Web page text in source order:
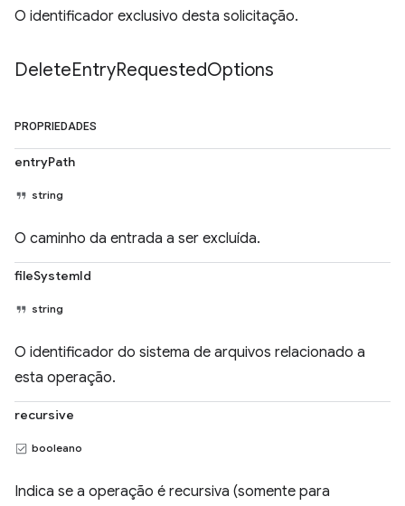
O identificador exclusivo desta solicitação.
DeleteEntryRequestedOptions
PROPRIEDADES
entryPath
string
O caminho da entrada a ser excluída.
fileSystemId
string
O identificador do sistema de arquivos relacionado a
esta operação.
recursive
booleano
Indica se a operação é recursiva (somente para